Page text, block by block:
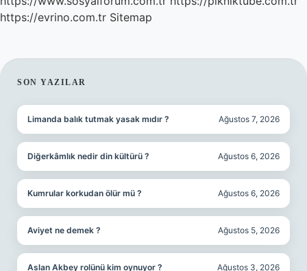
https://evrino.com.tr Sitemap
SIDEBAR
SON YAZILAR
Limanda balık tutmak yasak mıdır ? Ağustos 7, 2026
Diğerkâmlık nedir din kültürü ? Ağustos 6, 2026
Kumrular korkudan ölür mü ? Ağustos 6, 2026
Aviyet ne demek ? Ağustos 5, 2026
Aslan Akbey rolünü kim oynuyor ? Ağustos 3, 2026